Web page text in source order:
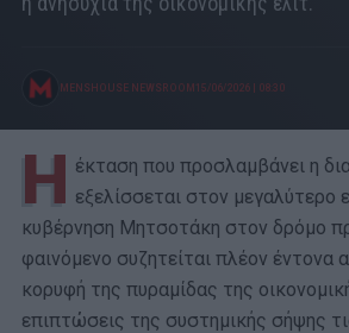
MENSHOUSE NEWSROOM 15/06/2026 08:30
H έκταση που προσλαμβάνει η
εξελίσσεται στον μεγαλύτερο
κυβέρνηση Μητσοτάκη στον δρόμο
φαινόμενο συζητείται πλέον έντονα
κορυφή της πυραμίδας της
επιπτώσεις της συστημικής σήψης